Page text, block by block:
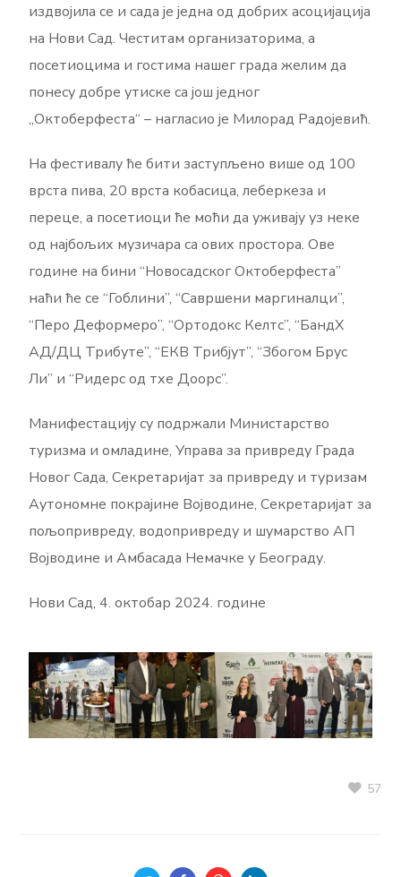
издвојила се и сада је једна од добрих асоцијација
на Нови Сад. Честитам организаторима, а
посетиоцима и гостима нашег града желим да
понесу добре утиске са још једног
„Октоберфеста“ – нагласио је Милорад Радојевић.
На фестивалу ће бити заступљено више од 100
врста пива, 20 врста кобасица, леберкеза и
переце, а посетиоци ће моћи да уживају уз неке
од најбољих музичара са ових простора. Ове
године на бини “Новосадског Октоберфеста”
наћи ће се “Гоблини”, “Савршени маргиналци”,
“Перо Деформеро”, “Ортодокс Келтс”, “БандX
АД/ДЦ Трибуте”, “ЕКВ Трибјут”, “Збогом Брус
Ли” и “Ридерс од тхе Доорс”.
Манифестацију су подржали Министарство
туризма и омладине, Управа за привреду Града
Новог Сада, Секретаријат за привреду и туризам
Аутономне покрајине Војводине, Секретаријат за
пољопривреду, водопривреду и шумарство АП
Војводине и Амбасада Немачке у Београду.
Нови Сад, 4. октобар 2024. године
57